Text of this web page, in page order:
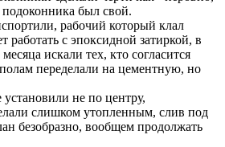
был свой.
рабочий который клал
работать с эпоксидной затиркой, в
искали тех, кто согласится
переделали на цементную, но
не по центру,
слишком утопленным, слив под
безобразно, вообщем продолжать